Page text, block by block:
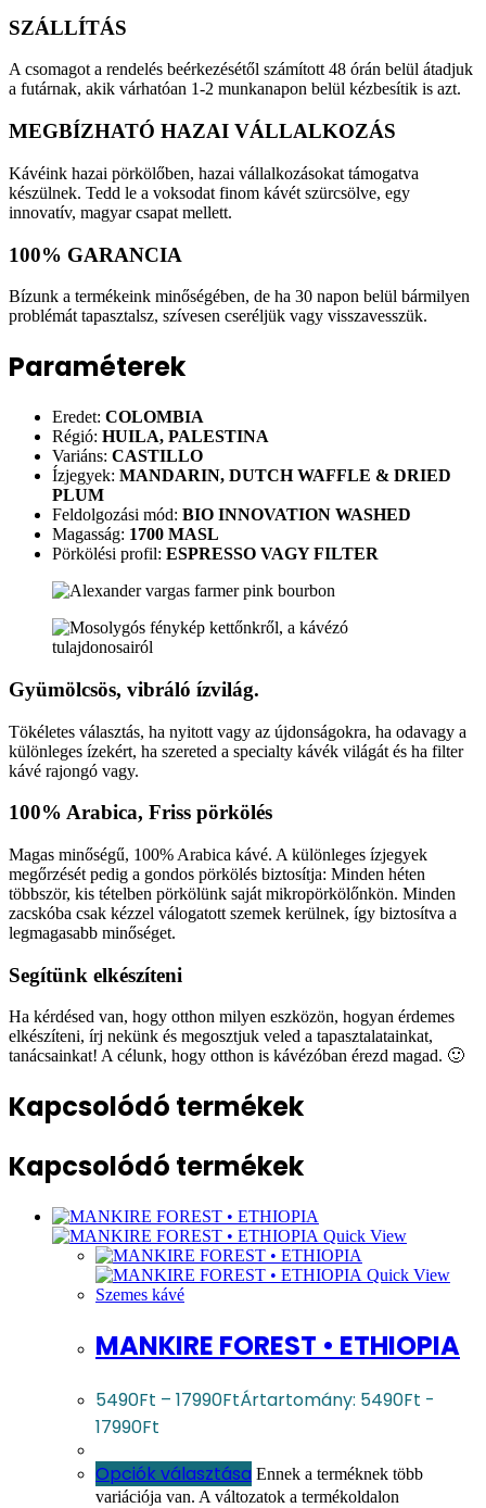
SZÁLLÍTÁS
A csomagot a rendelés beérkezésétől számított 48 órán belül átadjuk
a futárnak, akik várhatóan 1-2 munkanapon belül kézbesítik is azt.
MEGBÍZHATÓ HAZAI VÁLLALKOZÁS
Kávéink hazai pörkölőben, hazai vállalkozásokat támogatva
készülnek. Tedd le a voksodat finom kávét szürcsölve, egy
innovatív, magyar csapat mellett.
100% GARANCIA
Bízunk a termékeink minőségében, de ha 30 napon belül bármilyen
problémát tapasztalsz, szívesen cseréljük vagy visszavesszük.
Paraméterek
Eredet: COLOMBIA
Régió: HUILA, PALESTINA
Variáns: CASTILLO
Ízjegyek: MANDARIN, DUTCH WAFFLE & DRIED
PLUM
Feldolgozási mód: BIO INNOVATION WASHED
Magasság: 1700 MASL
Pörkölési profil: ESPRESSO VAGY FILTER
Gyümölcsös, vibráló ízvilág.
Tökéletes választás, ha nyitott vagy az újdonságokra, ha odavagy a
különleges ízekért, ha szereted a specialty kávék világát és ha filter
kávé rajongó vagy.
100% Arabica, Friss pörkölés
Magas minőségű, 100% Arabica kávé. A különleges ízjegyek
megőrzését pedig a gondos pörkölés biztosítja: Minden héten
többször, kis tételben pörkölünk saját mikropörkölőnkön. Minden
zacskóba csak kézzel válogatott szemek kerülnek, így biztosítva a
legmagasabb minőséget.
Segítünk elkészíteni
Ha kérdésed van, hogy otthon milyen eszközön, hogyan érdemes
elkészíteni, írj nekünk és megosztjuk veled a tapasztalatainkat,
tanácsainkat! A célunk, hogy otthon is kávézóban érezd magad. 🙂
Kapcsolódó termékek
Kapcsolódó termékek
Quick View
Quick View
Szemes kávé
MANKIRE FOREST • ETHIOPIA
5490Ft – 17990FtÁrtartomány: 5490Ft -
17990Ft
Opciók választása Ennek a terméknek több
variációja van. A változatok a termékoldalon